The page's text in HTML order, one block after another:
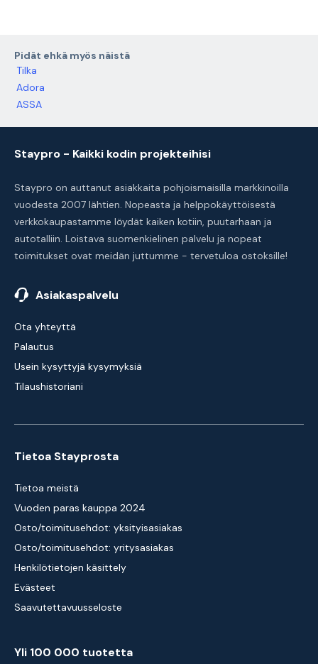
Pidät ehkä myös näistä
Tilka
Adora
ASSA
Staypro - Kaikki kodin projekteihisi
Staypro on auttanut asiakkaita pohjoismaisilla markkinoilla
vuodesta 2007 lähtien. Nopeasta ja helppokäyttöisestä
verkkokaupastamme löydät kaiken kotiin, puutarhaan ja
autotalliin. Loistava suomenkielinen palvelu ja nopeat
toimitukset ovat meidän juttumme - tervetuloa ostoksille!
Asiakaspalvelu
Ota yhteyttä
Palautus
Usein kysyttyjä kysymyksiä
Tilaushistoriani
Tietoa Stayprosta
Tietoa meistä
Vuoden paras kauppa 2024
Osto/toimitusehdot: yksityisasiakas
Osto/toimitusehdot: yritysasiakas
Henkilötietojen käsittely
Evästeet
Saavutettavuusseloste
Yli 100 000 tuotetta